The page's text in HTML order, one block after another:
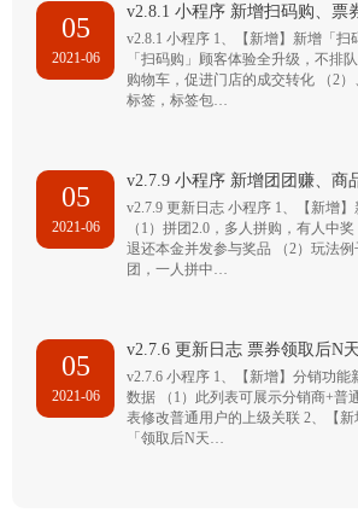
05
2021-06
v2.8.1 小程序 新增扫码购、票
v2.8.1 小程序 1、【新增】新增「扫
「扫码购」顾客体验全升级，不排
购物车，促进门店的成交转化 （2
标签，标签包…
05
2021-06
v2.7.9 小程序 新增团团赚、商
v2.7.9 更新日志 小程序 1、【新增
（1）拼团2.0，多人拼购，有人中
退还本金并发参与奖品 （2）玩法
团，一人拼中…
05
2021-06
v2.7.6 更新日志 票券领取后N
v2.7.6 小程序 1、【新增】分销功能
数据 （1）此列表可展示分销商+普
表修改普通用户的上级关联 2、【
「领取后N天…